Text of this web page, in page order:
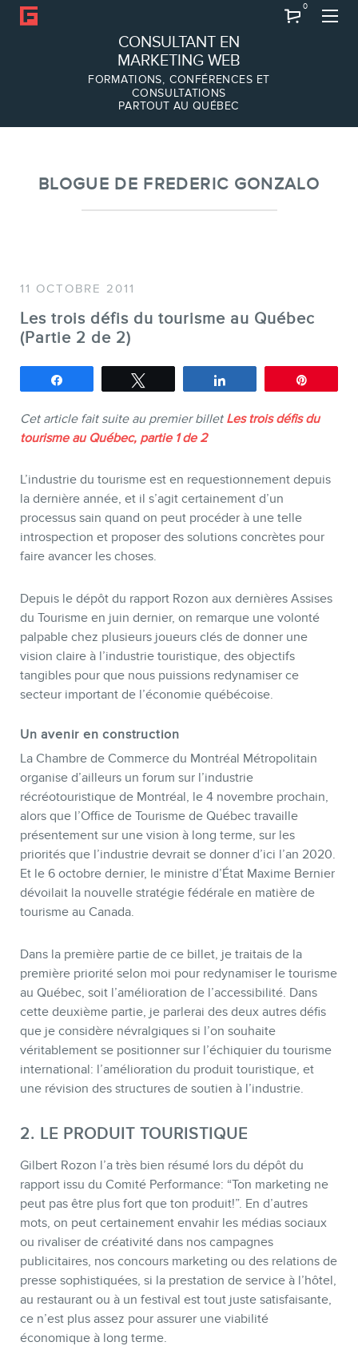
CONSULTANT EN
MARKETING WEB
FORMATIONS, CONFÉRENCES ET
CONSULTATIONS
PARTOUT AU QUÉBEC
0
À PROPOS
Équipe
SERVICES
Conférences
Formations marketing en ligne
Formations marketing de
groupe
Consultations
Audits web (SEO) et IA (GEO)
BOUTIQUE
BLOGUE
CONTACT
BLOGUE DE FREDERIC GONZALO
11 OCTOBRE 2011
Les trois défis du tourisme au Québec
(Partie 2 de 2)
Cet article fait suite au premier billet Les trois défis du
tourisme au Québec, partie 1 de 2
L’industrie du tourisme est en requestionnement depuis
la dernière année, et il s’agit certainement d’un
processus sain quand on peut procéder à une telle
introspection et proposer des solutions concrètes pour
faire avancer les choses.
Depuis le dépôt du rapport Rozon aux dernières Assises
du Tourisme en juin dernier, on remarque une volonté
palpable chez plusieurs joueurs clés de donner une
vision claire à l’industrie touristique, des objectifs
tangibles pour que nous puissions redynamiser ce
secteur important de l’économie québécoise.
Un avenir en construction
La Chambre de Commerce du Montréal Métropolitain
organise d’ailleurs un forum sur l’industrie
récréotouristique de Montréal, le 4 novembre prochain,
alors que l’Office de Tourisme de Québec travaille
présentement sur une vision à long terme, sur les
priorités que l’industrie devrait se donner d’ici l’an 2020.
Et le 6 octobre dernier, le ministre d’État Maxime Bernier
dévoilait la nouvelle stratégie fédérale en matière de
tourisme au Canada.
Dans la première partie de ce billet, je traitais de la
première priorité selon moi pour redynamiser le tourisme
au Québec, soit l’amélioration de l’accessibilité. Dans
cette deuxième partie, je parlerai des deux autres défis
que je considère névralgiques si l’on souhaite
véritablement se positionner sur l’échiquier du tourisme
international: l’amélioration du produit touristique, et
une révision des structures de soutien à l’industrie.
2. LE PRODUIT TOURISTIQUE
Gilbert Rozon l’a très bien résumé lors du dépôt du
rapport issu du Comité Performance: “Ton marketing ne
peut pas être plus fort que ton produit!”. En d’autres
mots, on peut certainement envahir les médias sociaux
ou rivaliser de créativité dans nos campagnes
publicitaires, nos concours marketing ou des relations de
presse sophistiquées, si la prestation de service à l’hôtel,
au restaurant ou à un festival est tout juste satisfaisante,
ce n’est plus assez pour assurer une viabilité
économique à long terme.